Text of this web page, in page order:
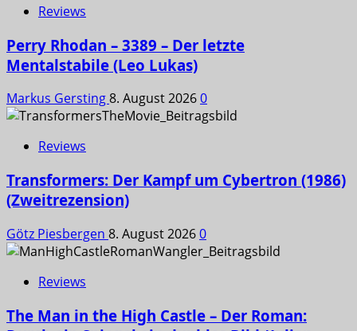
Reviews
Perry Rhodan – 3389 – Der letzte
Mentalstabile (Leo Lukas)
Markus Gersting8. August 20260
Reviews
Transformers: Der Kampf um Cybertron (1986)
(Zweitrezension)
Götz Piesbergen 8. August 20260
Reviews
The Man in the High Castle – Der Roman: